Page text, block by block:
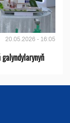
20.05.2026 - 16:05